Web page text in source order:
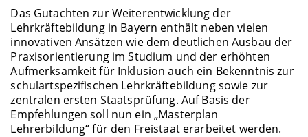
Das Gutachten zur Weiterentwicklung der
Lehrkräftebildung in Bayern enthält neben vielen
innovativen Ansätzen wie dem deutlichen Ausbau der
Praxisorientierung im Studium und der erhöhten
Aufmerksamkeit für Inklusion auch ein Bekenntnis zur
schulartspezifischen Lehrkräftebildung sowie zur
zentralen ersten Staatsprüfung. Auf Basis der
Empfehlungen soll nun ein „Masterplan
Lehrerbildung“ für den Freistaat erarbeitet werden.